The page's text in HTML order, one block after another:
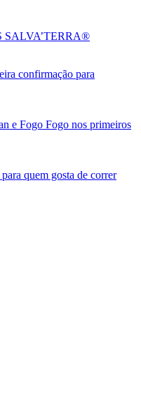
SALVA’TERRA®
confirmação para
e Fogo Fogo nos primeiros
quem gosta de correr